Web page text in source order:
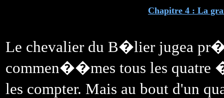
Chapitre 4 : La
Le chevalier du B�lier jugea
commen��mes tous les quatre
les compter. Mais au bout d'un